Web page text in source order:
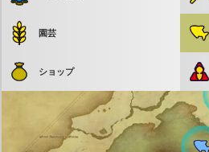
園芸
ショップ